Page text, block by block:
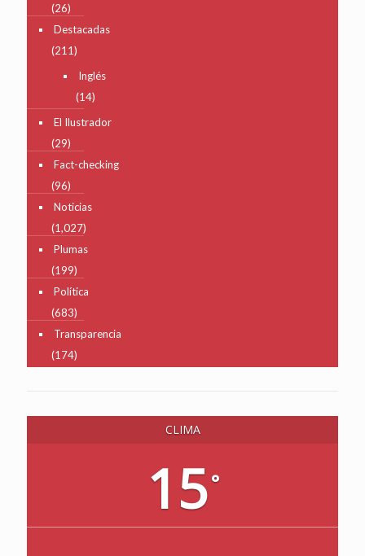
(26)
Destacadas
(211)
Inglés
(14)
El Ilustrador
(29)
Fact-checking
(96)
Noticias
(1,027)
Plumas
(199)
Política
(683)
Transparencia
(174)
CLIMA
15°